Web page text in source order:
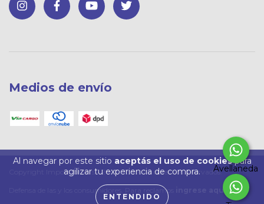
Al navegar por este sitio aceptás el uso de cookiespara
agilizar tu experiencia de compra.
ENTENDIDO
Avellaneda
Medios de envío
Copyright Importcomers - 2026. Todos los derechos reservados.
Defensa de las y los consumidores. Para reclamos ingrese aquí